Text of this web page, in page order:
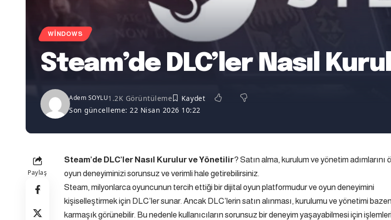
WINDOWS
Steam’de DLC’ler Nasıl
Son güncelleme: 22 Nisan 2026 10:22
Adem SOYLU1.2K Görüntüleme
Paylaş
Steam’de DLC’ler Nasıl Kurulur ve Yönetilir? Satın alma, kurulum ve yönetim adımlarını
oyun deneyiminizi sorunsuz ve verimli hale getirebilirsiniz.
Steam, milyonlarca oyuncunun tercih ettiği bir dijital oyun platformudur ve oyun deneyimini
kişiselleştirmek için DLC’ler sunar. Ancak DLC’lerin satın alınması, kurulumu ve yönetimi
karmaşık görünebilir. Bu nedenle kullanıcıların sorunsuz bir deneyim yaşayabilmesi için